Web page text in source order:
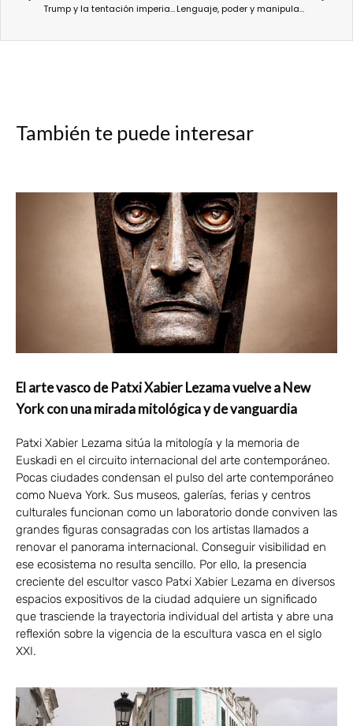
Trump y la tentación imperial: el dilema de Groenlandia Lenguaje, poder y manipulación: explorando los mecanismos de Trump y Hitler
También te puede interesar
El arte vasco de Patxi Xabier Lezama vuelve a New
York con una mirada mitológica y de vanguardia
Patxi Xabier Lezama sitúa la mitología y la memoria de
Euskadi en el circuito internacional del arte contemporáneo.
Pocas ciudades condensan el pulso del arte contemporáneo
como Nueva York. Sus museos, galerías, ferias y centros
culturales funcionan como un laboratorio donde conviven las
grandes figuras consagradas con los artistas llamados a
renovar el panorama internacional. Conseguir visibilidad en
ese ecosistema no resulta sencillo. Por ello, la presencia
creciente del escultor vasco Patxi Xabier Lezama en diversos
espacios expositivos de la ciudad adquiere un significado
que trasciende la trayectoria individual del artista y abre una
reflexión sobre la vigencia de la escultura vasca en el siglo
XXI.